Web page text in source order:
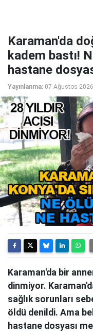
Karaman'da
kadem bastı!
hastane
Yayınlanma: 07 Ağustos
Karaman'da bir
dinmiyor.
sağlık sorunları
öldü denildi. Ama
hastane dosyası